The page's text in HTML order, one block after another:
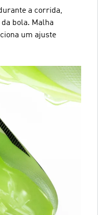
a corrida,
bola. Malha
um ajuste